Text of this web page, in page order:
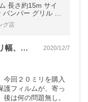
長さ約15m サイ
ンパー グリル ア
グ店
商品届きました、前回、３０ミリ幅、今回… 2020/12/7
今回２０ミリを購入
フィルムが、寄っ
は何の問題無し。